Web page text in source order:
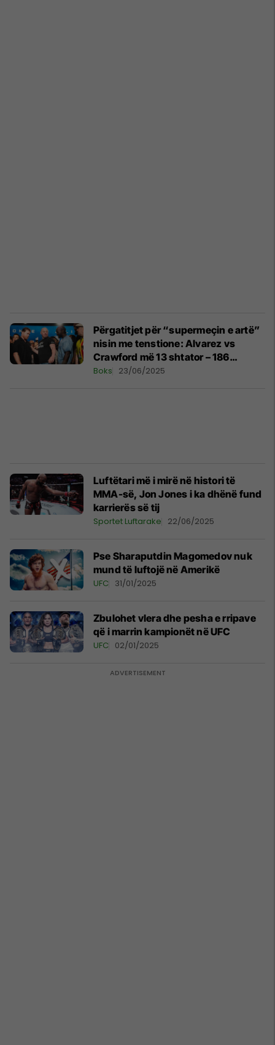
Përgatitjet për “supermeçin e artë”
nisin me tenstione: Alvarez vs
Crawford më 13 shtator – 186
milionë euro në lojë
Boks 23/06/2025
Luftëtari më i mirë në histori të
MMA-së, Jon Jones i ka dhënë fund
karrierës së tij
Sportet Luftarake 22/06/2025
Pse Sharaputdin Magomedov nuk
mund të luftojë në Amerikë
UFC 31/01/2025
Zbulohet vlera dhe pesha e rripave
që i marrin kampionët në UFC
UFC 02/01/2025